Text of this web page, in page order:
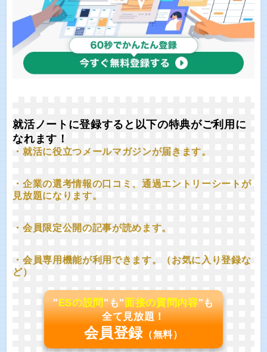
就活ノートに登録すると以下の特典がご利用に
なれます！
・就活に役立つメールマガジンが届きます。
・企業の選考情報の口コミ、通過エントリーシートが
見放題になります。
・会員限定公開の記事が読めます。
・会員専用機能が利用できます。（お気に入り登録な
ど）
"ESの設問"も"面接の質問内容"も
全て見放題！
会員登録 （無料）